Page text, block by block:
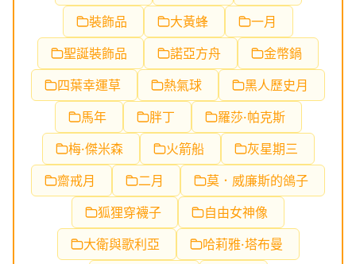
裝飾品 大黃蜂
一月
聖誕裝飾品
諾亞方舟
金幣鍋
四葉幸運草
熱氣球
黑人歷史月
馬年
胖丁
羅莎·帕克斯
梅·傑米森
火箭船
灰星期三
齋戒月
二月
莫．威廉斯的鴿子
狐狸穿襪子
自由女神像
大衛與歌利亞
哈莉雅·塔布曼